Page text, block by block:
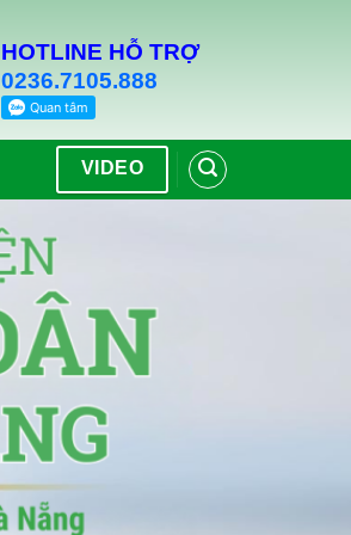
HOTLINE HỖ TRỢ
0236.7105.888
VIDEO